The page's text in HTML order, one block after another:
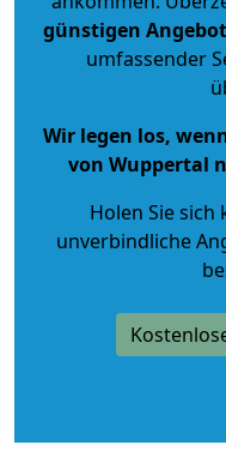
günstigen
umfassender
Wir legen los,
von Wuppertal
Holen Sie
unverbindliche